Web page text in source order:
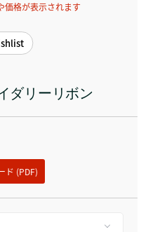
価格が表示されます
ダリーリボン
ド (PDF)